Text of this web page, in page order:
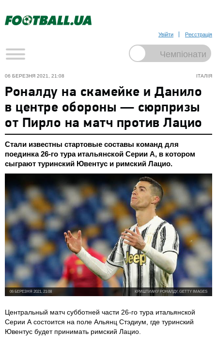
Увійти Реєстрація
ІТАЛІЯ
06 БЕРЕЗНЯ 2021, 21:08
Роналду на скамейке и Данило
в центре обороны — сюрпризы
от Пирло на матч против Лацио
Стали известны стартовые составы команд для
поединка 26-го тура итальянской Серии А, в котором
сыграют туринский Ювентус и римский Лацио.
КРИШТИАНУ РОНАЛДУ, GETTY IMAGES
06 БЕРЕЗНЯ 2021, 21:08
Центральный матч субботней части 26-го тура итальянской
Серии А состоится на поле Альянц Стэдиум, где туринский
Ювентус будет принимать римский Лацио.